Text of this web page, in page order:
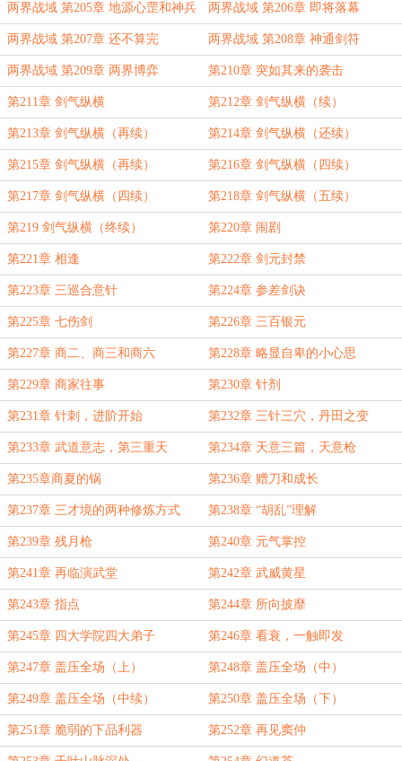
两界战域 第205章 地源心罡和神兵
碰撞
两界战域 第206章 即将落幕
两界战域 第207章 还不算完 两界战域 第208章 神通剑符
两界战域 第209章 两界博弈 第210章 突如其来的袭击
第211章 剑气纵横 第212章 剑气纵横（续）
第213章 剑气纵横（再续） 第214章 剑气纵横（还续）
第215章 剑气纵横（再续） 第216章 剑气纵横（四续）
第217章 剑气纵横（四续） 第218章 剑气纵横（五续）
第219 剑气纵横（终续） 第220章 闹剧
第221章 相逢 第222章 剑元封禁
第223章 三巡合意针 第224章 参差剑诀
第225章 七伤剑 第226章 三百银元
第227章 商二、商三和商六 第228章 略显自卑的小心思
第229章 商家往事 第230章 针剂
第231章 针刺，进阶开始 第232章 三针三穴，丹田之变
第233章 武道意志，第三重天 第234章 天意三篇，天意枪
第235章商夏的锅 第236章 赠刀和成长
第237章 三才境的两种修炼方式 第238章 “胡乱”理解
第239章 残月枪 第240章 元气掌控
第241章 再临演武堂 第242章 武威黄星
第243章 指点 第244章 所向披靡
第245章 四大学院四大弟子 第246章 看衰，一触即发
第247章 盖压全场（上） 第248章 盖压全场（中）
第249章 盖压全场（中续） 第250章 盖压全场（下）
第251章 脆弱的下品利器 第252章 再见窦仲